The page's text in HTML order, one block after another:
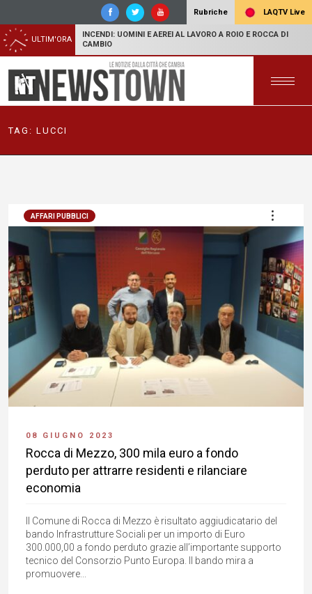
Rubriche LAQTV Live
ULTIM'ORA
INCENDI: UOMINI E AEREI AL LAVORO A ROIO E ROCCA DI
CAMBIO
TAG: LUCCI
AFFARI PUBBLICI
08 GIUGNO 2023
Rocca di Mezzo, 300 mila euro a fondo
perduto per attrarre residenti e rilanciare
economia
Il Comune di Rocca di Mezzo è risultato aggiudicatario del
bando Infrastrutture Sociali per un importo di Euro
300.000,00 a fondo perduto grazie all’importante supporto
tecnico del Consorzio Punto Europa. Il bando mira a
promuovere...